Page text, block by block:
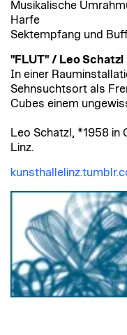
Musikalische
Harfe
Sektempfang und
"FLUT" / Leo Schatzl
In einer
Sehnsuchtsort als
Cubes einem
Leo Schatzl, *1958 in
Linz.